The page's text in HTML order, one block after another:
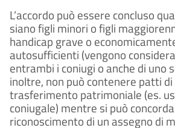
L’accordo può essere concluso
siano figli minori o figli
handicap grave o
autosufficienti (vengono
entrambi i coniugi o anche di uno
inoltre, non può contenere patti di
trasferimento patrimoniale (es.
coniugale) mentre si può
riconoscimento di un assegno di